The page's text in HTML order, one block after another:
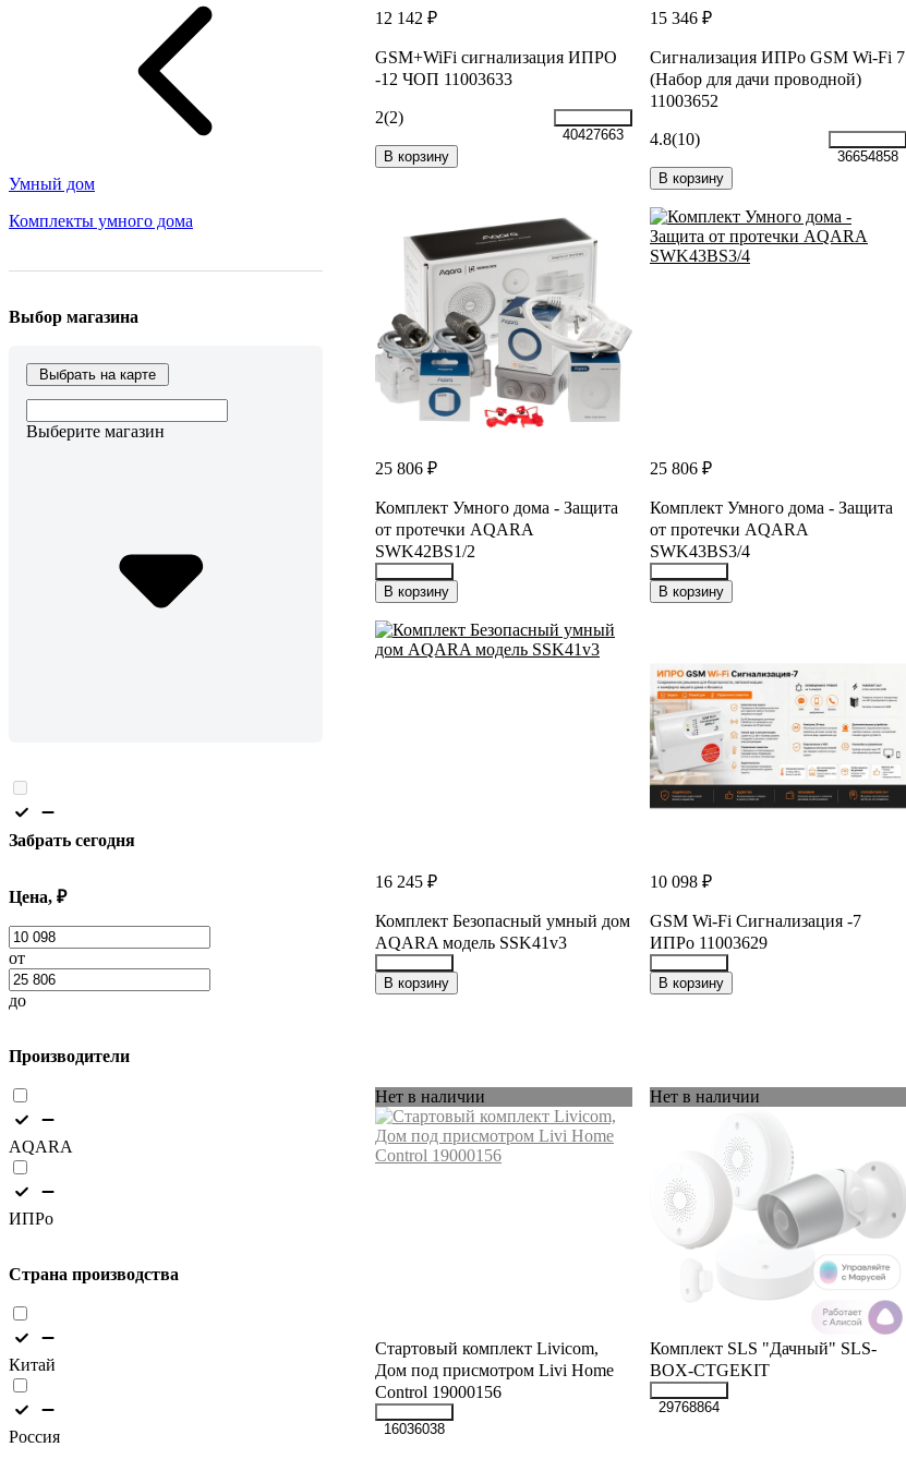
Умный дом
Комплекты умного дома
Выбор магазина
Выбрать на карте
Выберите магазин
Забрать сегодня
Цена, ₽
от
до
Производители
AQARA
ИПРо
Страна производства
Китай
Россия
12 142 ₽
GSM+WiFi сигнализация ИПРО
-12 ЧОП 11003633
2(2)
40427663
В корзину
15 346 ₽
Сигнализация ИПРо GSM Wi-Fi 7
(Набор для дачи проводной)
11003652
4.8(10)
36654858
В корзину
25 806 ₽
Комплект Умного дома - Защита
от протечки AQARA
SWK42BS1/2
34897303
В корзину
25 806 ₽
Комплект Умного дома - Защита
от протечки AQARA
SWK43BS3/4
34897339
В корзину
16 245 ₽
Комплект Безопасный умный дом
AQARA модель SSK41v3
45598083
В корзину
10 098 ₽
GSM Wi-Fi Сигнализация -7
ИПРо 11003629
46889247
В корзину
Нет в наличии
Стартовый комплект Livicom,
Дом под присмотром Livi Home
Control 19000156
16036038
Нет в наличии
Комплект SLS "Дачный" SLS-
BOX-CTGEKIT
29768864